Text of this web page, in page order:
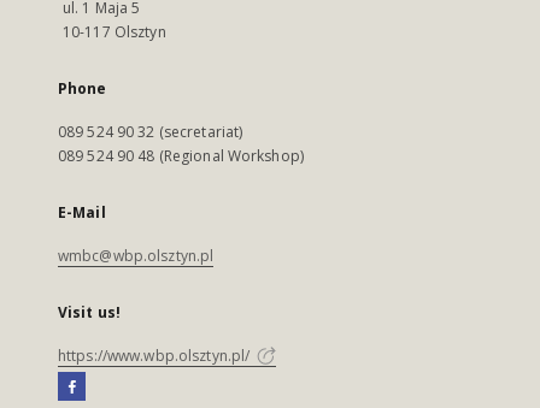
ul. 1 Maja 5
10-117 Olsztyn
Phone
089 524 90 32 (secretariat)
089 524 90 48 (Regional Workshop)
E-Mail
wmbc@wbp.olsztyn.pl
Visit us!
https://www.wbp.olsztyn.pl/